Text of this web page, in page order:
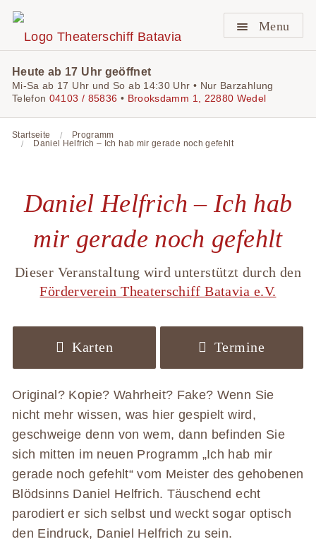
Menu
Heute ab 17 Uhr geöffnet
Mi-Sa ab 17 Uhr und So ab 14:30 Uhr • Nur Barzahlung
Telefon 04103 / 85836 • Brooksdamm 1, 22880 Wedel
Startseite
Programm
Daniel Helfrich – Ich hab mir gerade noch gefehlt
Daniel Helfrich – Ich hab
mir gerade noch gefehlt
Dieser Veranstaltung wird unterstützt durch den
Förderverein Theaterschiff Batavia e.V.
Karten Termine
Original? Kopie? Wahrheit? Fake? Wenn Sie
nicht mehr wissen, was hier gespielt wird,
geschweige denn von wem, dann befinden Sie
sich mitten im neuen Programm „Ich hab mir
gerade noch gefehlt“ vom Meister des gehobenen
Blödsinns Daniel Helfrich. Täuschend echt
parodiert er sich selbst und weckt sogar optisch
den Eindruck, Daniel Helfrich zu sein.